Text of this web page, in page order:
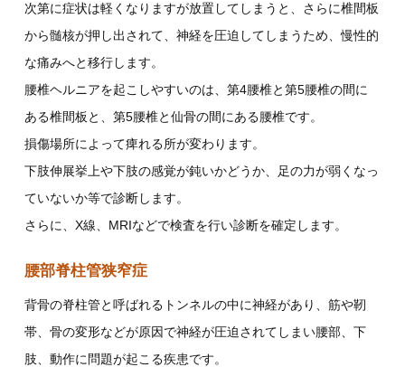
次第に症状は軽くなりますが放置してしまうと、さらに椎間板
から髄核が押し出されて、神経を圧迫してしまうため、慢性的
な痛みへと移行します。
腰椎ヘルニアを起こしやすいのは、第4腰椎と第5腰椎の間に
ある椎間板と、第5腰椎と仙骨の間にある腰椎です。
損傷場所によって痺れる所が変わります。
下肢伸展挙上や下肢の感覚が鈍いかどうか、足の力が弱くなっ
ていないか等で診断します。
さらに、X線、MRIなどで検査を行い診断を確定します。
腰部脊柱管狭窄症
背骨の脊柱管と呼ばれるトンネルの中に神経があり、筋や靭
帯、骨の変形などが原因で神経が圧迫されてしまい腰部、下
肢、動作に問題が起こる疾患です。